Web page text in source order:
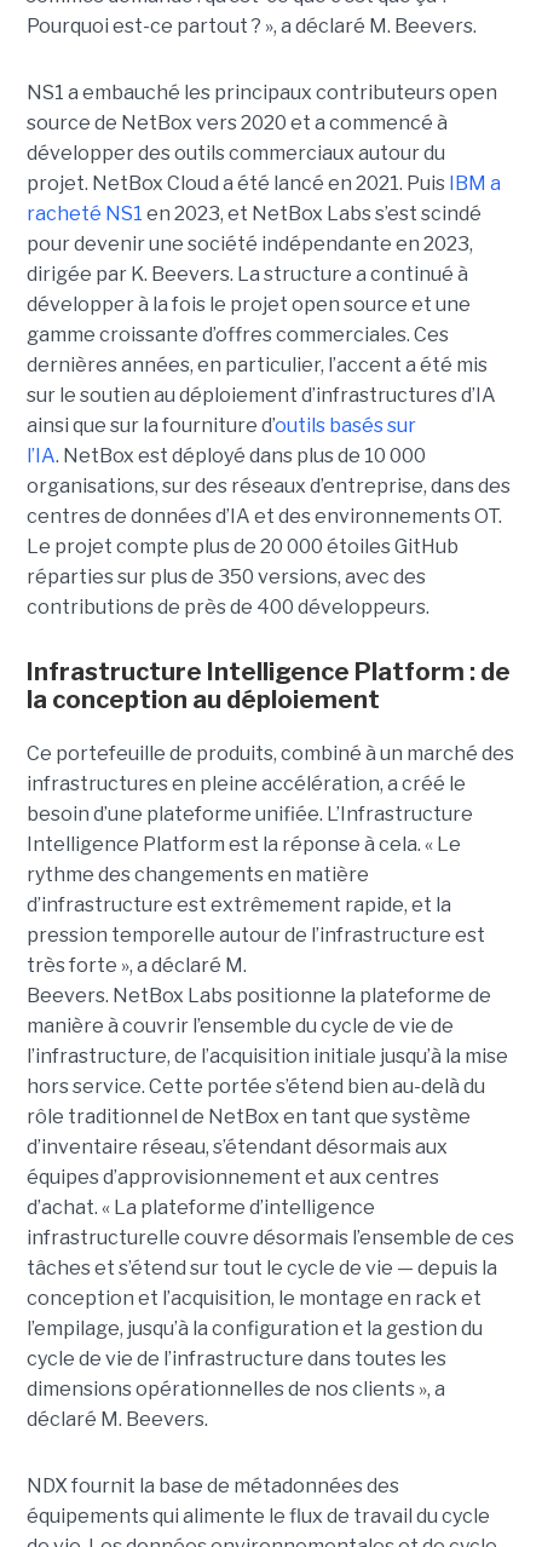
Pourquoi est-ce partout ? », a déclaré M. Beevers.
NS1 a embauché les principaux contributeurs open
source de NetBox vers 2020 et a commencé à
développer des outils commerciaux autour du
projet. NetBox Cloud a été lancé en 2021. Puis IBM a
racheté NS1 en 2023, et NetBox Labs s’est scindé
pour devenir une société indépendante en 2023,
dirigée par K. Beevers. La structure a continué à
développer à la fois le projet open source et une
gamme croissante d’offres commerciales. Ces
dernières années, en particulier, l’accent a été mis
sur le soutien au déploiement d’infrastructures d’IA
ainsi que sur la fourniture d’outils basés sur
l’IA. NetBox est déployé dans plus de 10 000
organisations, sur des réseaux d’entreprise, dans des
centres de données d’IA et des environnements OT.
Le projet compte plus de 20 000 étoiles GitHub
réparties sur plus de 350 versions, avec des
contributions de près de 400 développeurs.
Infrastructure Intelligence Platform : de
la conception au déploiement
Ce portefeuille de produits, combiné à un marché des
infrastructures en pleine accélération, a créé le
besoin d’une plateforme unifiée. L’Infrastructure
Intelligence Platform est la réponse à cela. « Le
rythme des changements en matière
d’infrastructure est extrêmement rapide, et la
pression temporelle autour de l’infrastructure est
très forte », a déclaré M.
Beevers. NetBox Labs positionne la plateforme de
manière à couvrir l’ensemble du cycle de vie de
l’infrastructure, de l’acquisition initiale jusqu’à la mise
hors service. Cette portée s’étend bien au-delà du
rôle traditionnel de NetBox en tant que système
d’inventaire réseau, s’étendant désormais aux
équipes d’approvisionnement et aux centres
d’achat. « La plateforme d’intelligence
infrastructurelle couvre désormais l’ensemble de ces
tâches et s’étend sur tout le cycle de vie — depuis la
conception et l’acquisition, le montage en rack et
l’empilage, jusqu’à la configuration et la gestion du
cycle de vie de l’infrastructure dans toutes les
dimensions opérationnelles de nos clients », a
déclaré M. Beevers.
NDX fournit la base de métadonnées des
équipements qui alimente le flux de travail du cycle